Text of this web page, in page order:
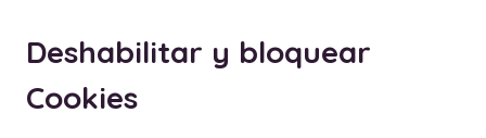
Deshabilitar y bloquear
Cookies